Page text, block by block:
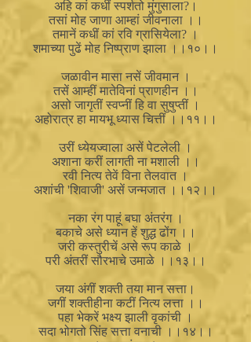
अहि कां कधीं स्पर्शतो मुंगुसाला?।
तसां मोह जाणा आम्हां जीवनाला ।।
तमानें कधीं कां रवि ग्रासियेला? ।
शमाच्या पुढें मोह निष्प्राण झाला ।।१०।।
जळावीन मासा नसें जीवमान ।
तसें आम्हीं मातेविनां प्राणहीन ।।
असो जागृतीं स्वप्नीं हि वा सुषुप्तीं ।
अहोरात्र हा मायभू ध्यास चित्तीं ।।११।।
उरीं ध्येयज्वाला असें पेटलेली ।
अशाना करीं लागती ना मशाली ।।
रवी नित्य तेवें विना तेलवात ।
अशांची 'शिवाजी' असें जन्मजात ।।१२।।
नका रंग पाहूं बघा अंतरंग ।
बकाचे असे ध्यान हें शुद्ध ढोंग ।।
जरी कस्तुरीचें असे रूप काळे ।
परी अंतरीं सौरभाचे उमाळे ।।१३।।
जया अंगीं शक्ती तया मान सत्ता।
जगीं शक्तीहीना कटीं नित्य लत्ता ।।
पहा भेकरें भक्ष्य झाली वृकांची ।
सदा भोगतो सिंह सत्ता वनाची ।।१४।।